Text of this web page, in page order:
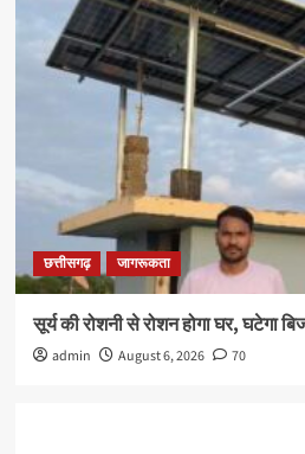
छत्तीसगढ़ जागरूकता
सूर्य की रोशनी से रोशन होगा घर, घटेगा
admin August 6, 2026 70